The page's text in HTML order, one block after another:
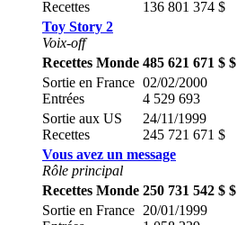
Recettes
136 801 374 $
Toy Story 2
Voix-off
Recettes Monde 485 621 671 $ $
Sortie en France
Entrées
02/02/2000
4 529 693
Sortie aux US
Recettes
24/11/1999
245 721 671 $
Vous avez un message
Rôle principal
Recettes Monde 250 731 542 $ $
Sortie en France 20/01/1999